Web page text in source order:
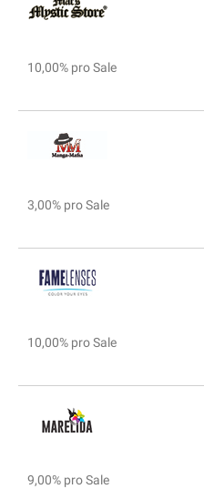
10,00% pro Sale
3,00% pro Sale
10,00% pro Sale
9,00% pro Sale